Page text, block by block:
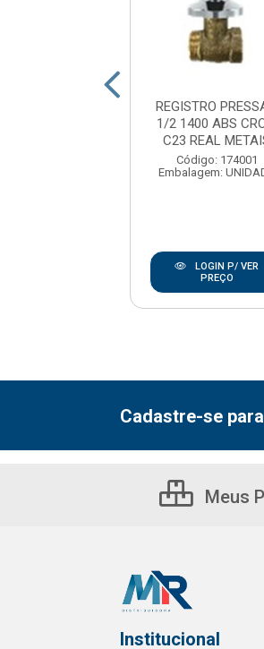
REGISTRO
1/2 1400 ABS
C23 REAL
Código: 174001
Embalagem:
LOGIN P/ VER
PREÇO
Cadastre-se
Meus
Institucional